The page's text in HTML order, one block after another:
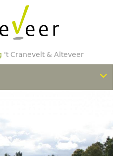
't Cranevelt & Alteveer